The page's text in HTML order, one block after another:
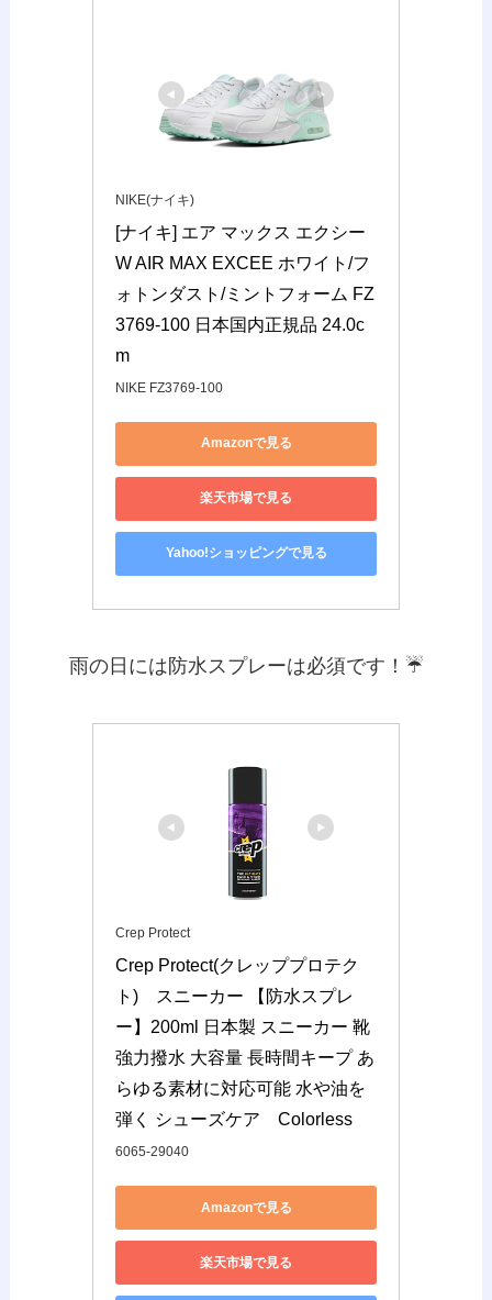
NIKE(ナイキ)
[ナイキ] エア マックス エクシー
W AIR MAX EXCEE ホワイト/フ
ォトンダスト/ミントフォーム FZ
3769-100 日本国内正規品 24.0c
m
NIKE FZ3769-100
Amazonで見る
楽天市場で見る
Yahoo!ショッピングで見る
雨の日には防水スプレーは必須です！☔
Crep Protect
Crep Protect(クレッププロテク
ト)　スニーカー 【防水スプレ
ー】200ml 日本製 スニーカー 靴
強力撥水 大容量 長時間キープ あ
らゆる素材に対応可能 水や油を
弾く シューズケア　Colorless
6065-29040
Amazonで見る
楽天市場で見る